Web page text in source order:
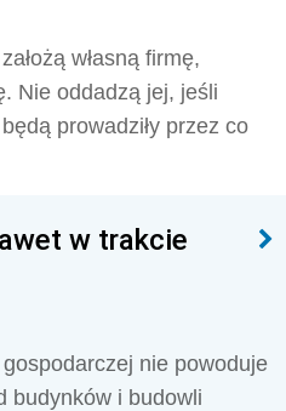
własną firmę,
Nie oddadzą jej, jeśli
prowadziły przez co
w trakcie
nie powoduje
budynków i budowli